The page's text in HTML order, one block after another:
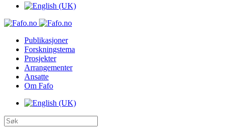
Publikasjoner
Forskningstema
Prosjekter
Arrangementer
Ansatte
Om Fafo